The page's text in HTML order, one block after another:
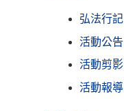
弘法行記
活動公告
活動剪影
活動報導